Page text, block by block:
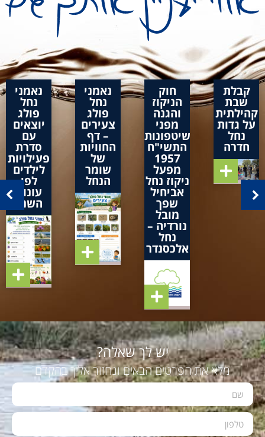
קבלת
שבת
קהילתית
על גדות
נחל
חדרה
חוק
הניקוז
והגנה
מפני
שיטפונות
התשי"ח
1957
מפעל
ניקוז נחל
אביחיל
שפך
מובל
נורדיה –
נחל
אלכסנדר
נאמני
נחל
פולג
צעירים
– דף
החוויות
של
שומר
הנחל
נאמני
נחל
פולג
יוצאים
עם
סדרת
פעילויות
לילדים
לפי
עונות
השנה
יש לך שאלה?
מלא את הפרטים הבאים ונחזור אליך בהקדם